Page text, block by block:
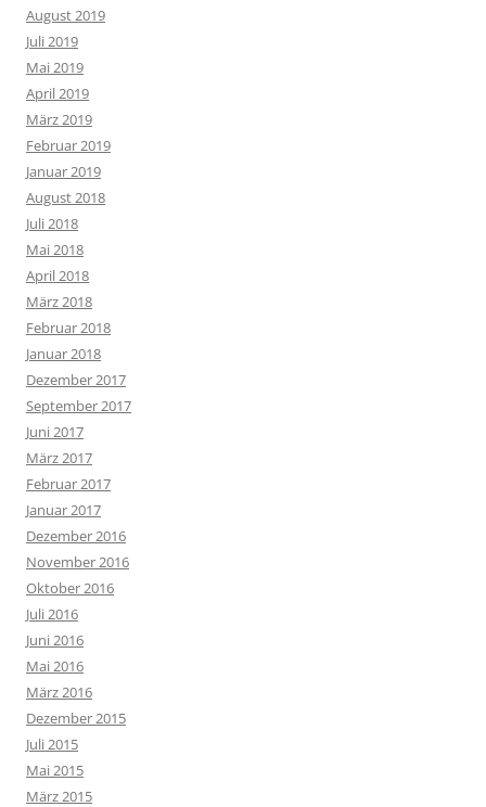
August 2019
Juli 2019
Mai 2019
April 2019
März 2019
Februar 2019
Januar 2019
August 2018
Juli 2018
Mai 2018
April 2018
März 2018
Februar 2018
Januar 2018
Dezember 2017
September 2017
Juni 2017
März 2017
Februar 2017
Januar 2017
Dezember 2016
November 2016
Oktober 2016
Juli 2016
Juni 2016
Mai 2016
März 2016
Dezember 2015
Juli 2015
Mai 2015
März 2015